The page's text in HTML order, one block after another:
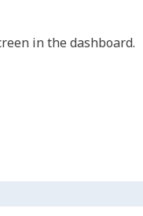
in the dashboard.